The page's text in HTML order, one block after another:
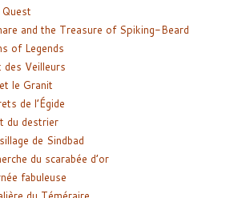
and the Treasure of Spiking-Beard
of Legends
des Veilleurs
le Granit
de l’Égide
du destrier
de Sindbad
du scarabée d’or
fabuleuse